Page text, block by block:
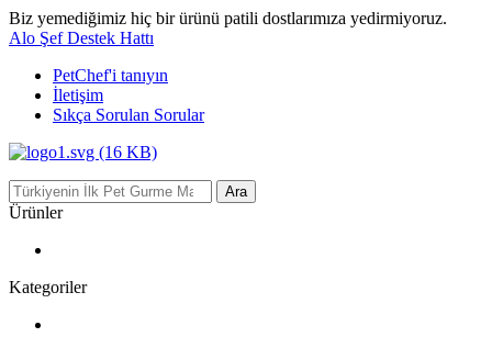
Biz yemediğimiz hiç bir ürünü patili dostlarımıza yedirmiyoruz.
Alo Şef Destek Hattı
PetChef'i tanıyın
İletişim
Sıkça Sorulan Sorular
Ara
Ürünler
Kategoriler